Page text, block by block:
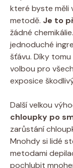
které byste měli
metodě. Je to
žádné
jednoduché
šťávu. Díky
volbou pro
exposice
Další velkou
chloupky po
zarůstání
Mnohdy si lidé
metodami
pochlubit